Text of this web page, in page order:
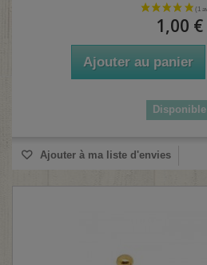
1,00 €
Ajouter au panier
Disponible
Ajouter à ma liste d'envies